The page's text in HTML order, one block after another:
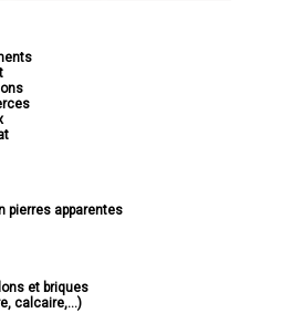
pierres apparentes
et briques
calcaire,...)